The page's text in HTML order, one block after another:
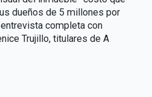
dueños de 5 millones por
completa con
Trujillo, titulares de A